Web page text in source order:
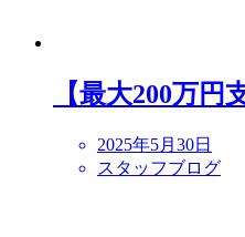
【最大200万
2025年5月30日
スタッフブログ